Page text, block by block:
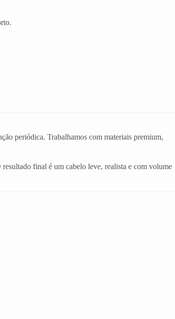
periódica. Trabalhamos com materiais premium,
final é um cabelo leve, realista e com volume